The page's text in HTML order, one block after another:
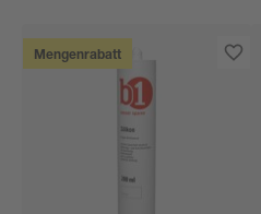
Mengenrabatt